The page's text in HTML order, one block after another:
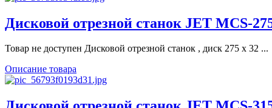
Дисковой отрезной станок JET MCS-
Товар не доступен Дисковой отрезной станок , диск 275 х 32 ...
Описание товара